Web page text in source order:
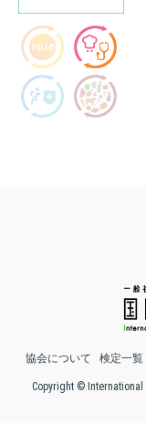
協会について 検定一覧
Copyright © International